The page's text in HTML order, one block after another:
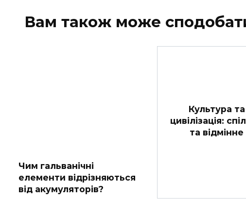
Вам також може
Чим гальванічні
елементи відрізняються
від акумуляторів?
Культура та
цивілізація:
та відмінне